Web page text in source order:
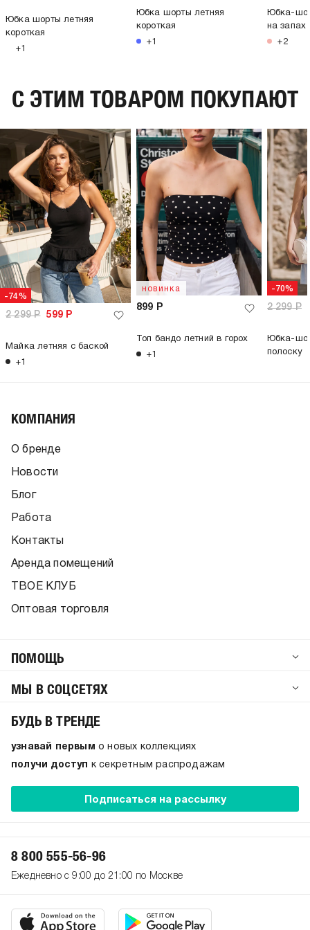
Юбка шорты летняя
короткая
+1
Юбка шорты летняя
короткая
+1
Юбка-
на запах
+2
C ЭТИМ ТОВАРОМ ПОКУПАЮТ
-74%
2 299Р 599 Р
Майка летняя с баской
+1
новинка
899 Р
Топ бандо летний в горох
+1
-70%
2 299Р
Юбка-
полоску
КОМПАНИЯ
О бренде
Новости
Блог
Работа
Контакты
Аренда помещений
ТВОЕ КЛУБ
Оптовая торговля
ПОМОЩЬ
МЫ В СОЦСЕТЯХ
БУДЬ В ТРЕНДЕ
узнавай первым о новых коллекциях
получи доступ к секретным распродажам
Подписаться на рассылку
8 800 555-56-96
Ежедневно с 9:00 до 21:00 по Москве